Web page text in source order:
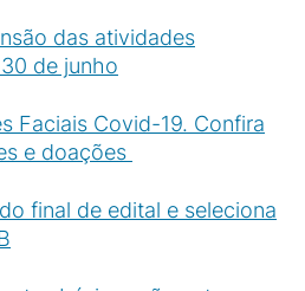
das atividades
de junho
Faciais Covid-19. Confira
e doações
final de edital e seleciona